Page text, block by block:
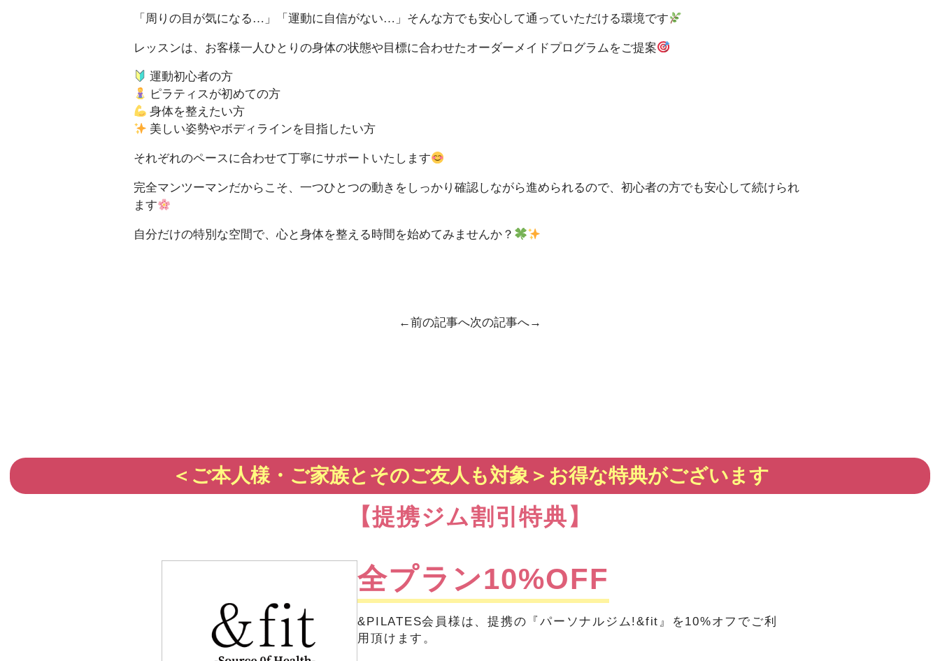
「周りの目が気になる…」「運動に自信がない…」そんな方でも安心して通っていただける環境です
レッスンは、お客様一人ひとりの身体の状態や目標に合わせたオーダーメイドプログラムをご提案
運動初心者の方
ピラティスが初めての方
身体を整えたい方
美しい姿勢やボディラインを目指したい方
それぞれのペースに合わせて丁寧にサポートいたします
完全マンツーマンだからこそ、一つひとつの動きをしっかり確認しながら進められるので、初心者の方でも安心して続けられ
ます
自分だけの特別な空間で、心と身体を整える時間を始めてみませんか？
←前の記事へ次の記事へ→
＜ご本人様・ご家族とそのご友人も対象＞ お得な特典がございます
【提携ジム割引特典】
全プラン10%OFF
&PILATES会員様は、提携の『パーソナルジム!&fit』を10%オフでご利
用頂けます。